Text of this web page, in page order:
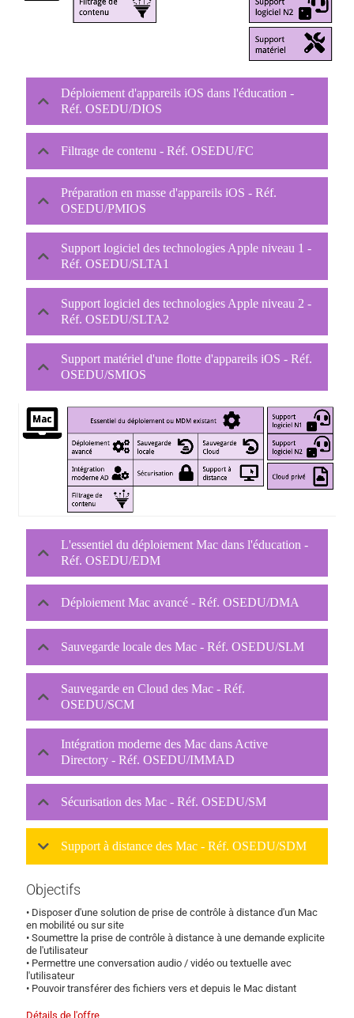
Déploiement d'appareils iOS dans l'éducation -
Réf. OSEDU/DIOS
Filtrage de contenu - Réf. OSEDU/FC
Préparation en masse d'appareils iOS - Réf.
OSEDU/PMIOS
Support logiciel des technologies Apple niveau 1 -
Réf. OSEDU/SLTA1
Support logiciel des technologies Apple niveau 2 -
Réf. OSEDU/SLTA2
Support matériel d'une flotte d'appareils iOS - Réf.
OSEDU/SMIOS
L'essentiel du déploiement Mac dans l'éducation -
Réf. OSEDU/EDM
Déploiement Mac avancé - Réf. OSEDU/DMA
Sauvegarde locale des Mac - Réf. OSEDU/SLM
Sauvegarde en Cloud des Mac - Réf.
OSEDU/SCM
Intégration moderne des Mac dans Active
Directory - Réf. OSEDU/IMMAD
Sécurisation des Mac - Réf. OSEDU/SM
Support à distance des Mac - Réf. OSEDU/SDM
Objectifs
• Disposer d'une solution de prise de contrôle à distance d'un Mac
en mobilité ou sur site
• Soumettre la prise de contrôle à distance à une demande explicite
de l'utilisateur
• Permettre une conversation audio / vidéo ou textuelle avec
l'utilisateur
• Pouvoir transférer des fichiers vers et depuis le Mac distant
Détails de l'offre